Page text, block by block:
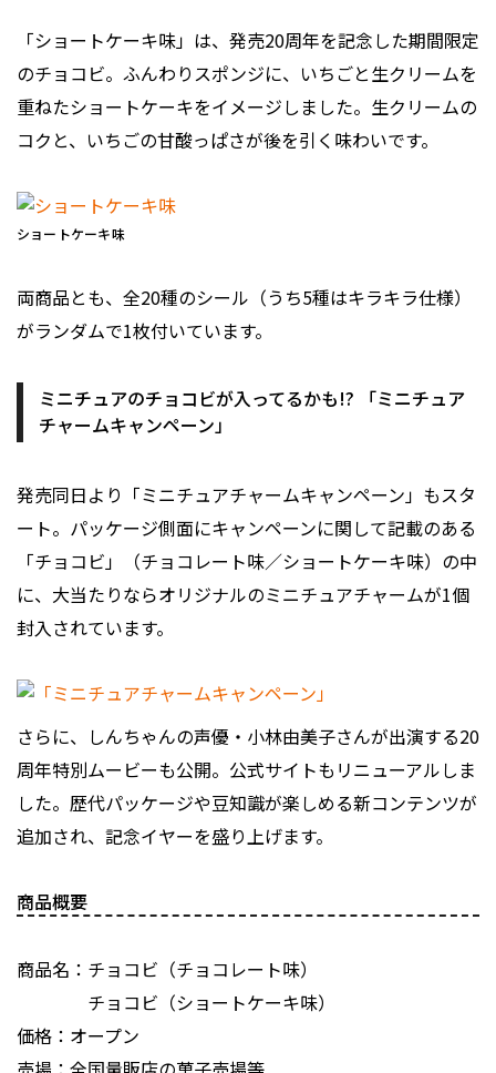
「ショートケーキ味」は、発売20周年を記念した期間限定
のチョコビ。ふんわりスポンジに、いちごと生クリームを
重ねたショートケーキをイメージしました。生クリームの
コクと、いちごの甘酸っぱさが後を引く味わいです。
ショートケーキ味
両商品とも、全20種のシール（うち5種はキラキラ仕様）
がランダムで1枚付いています。
ミニチュアのチョコビが入ってるかも!? 「ミニチュア
チャームキャンペーン」
発売同日より「ミニチュアチャームキャンペーン」もスタ
ート。パッケージ側面にキャンペーンに関して記載のある
「チョコビ」（チョコレート味／ショートケーキ味）の中
に、大当たりならオリジナルのミニチュアチャームが1個
封入されています。
さらに、しんちゃんの声優・小林由美子さんが出演する20
周年特別ムービーも公開。公式サイトもリニューアルしま
した。歴代パッケージや豆知識が楽しめる新コンテンツが
追加され、記念イヤーを盛り上げます。
商品概要
商品名：チョコビ（チョコレート味）
チョコビ（ショートケーキ味）
価格：オープン